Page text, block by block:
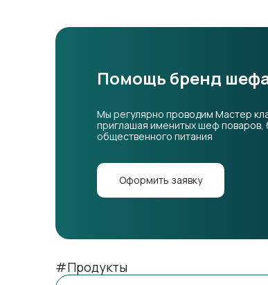
Помощь бренд
Мы регулярно проводим Мастер
приглашая именитых шеф поваров,
общественного питания
Оформить заявку
#Продукты